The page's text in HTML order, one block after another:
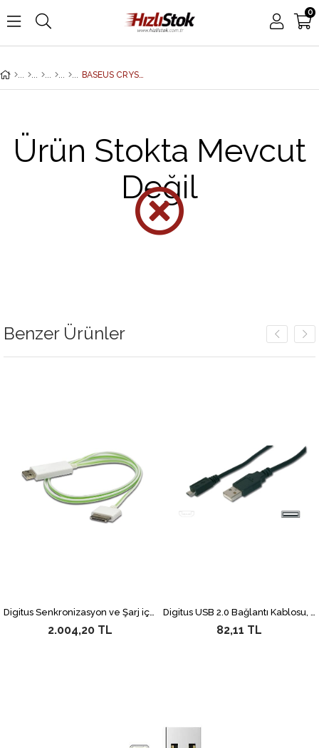
0
BASEUS CRYSTAL SHINE CAJY000001 2.4A 120 CM USB TO LIGHTNING ŞARJ KABLOSU SİYAH
Benzer Ürünler
Digitus Senkronizasyon ve Şarj için FLUX CONNECT Işıklı Kablo, Apple Dock erkek <-> USB A erkek 0.90 metre, AWG28, beyaz renk, iPod, iPhone için ideal
2.004,20 TL
Digitus USB 2.0 Bağlantı Kablosu, USB A Erkek - micro USB B Erkek, 1.80 metre, AWG 28, UL, siyah renk
82,11 TL